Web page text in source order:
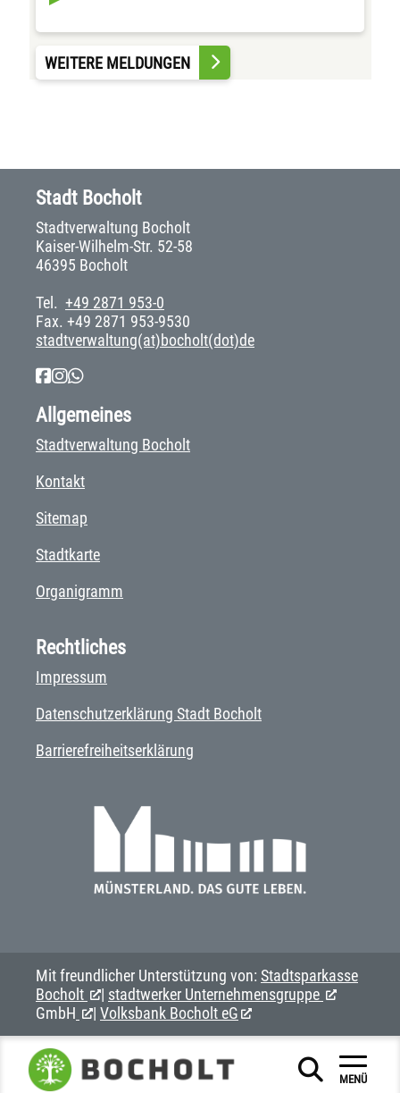
MENÜ
WEITERE MELDUNGEN
Stadt Bocholt
Stadtverwaltung Bocholt
Kaiser-Wilhelm-Str. 52-58
46395 Bocholt
Tel. +49 2871 953-0
Fax. +49 2871 953-9530
stadtverwaltung(at)bocholt(dot)de
Allgemeines
Stadtverwaltung Bocholt
Kontakt
Sitemap
Stadtkarte
Organigramm
Rechtliches
Impressum
Datenschutzerklärung Stadt Bocholt
Barrierefreiheitserklärung
Mit freundlicher Unterstützung von: Stadtsparkasse
Bocholt
| stadtwerker Unternehmensgruppe
GmbH
| Volksbank Bocholt eG